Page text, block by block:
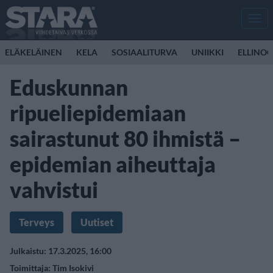
ELÄKELÄINEN KELA SOSIAALITURVA UNIIKKI
Eduskunnan
ripueliepidemiaan
sairastunut 80 ihmistä –
epidemian aiheuttaja
vahvistui
Terveys Uutiset
Julkaistu: 17.3.2025, 16:00
Toimittaja: Tim Isokivi